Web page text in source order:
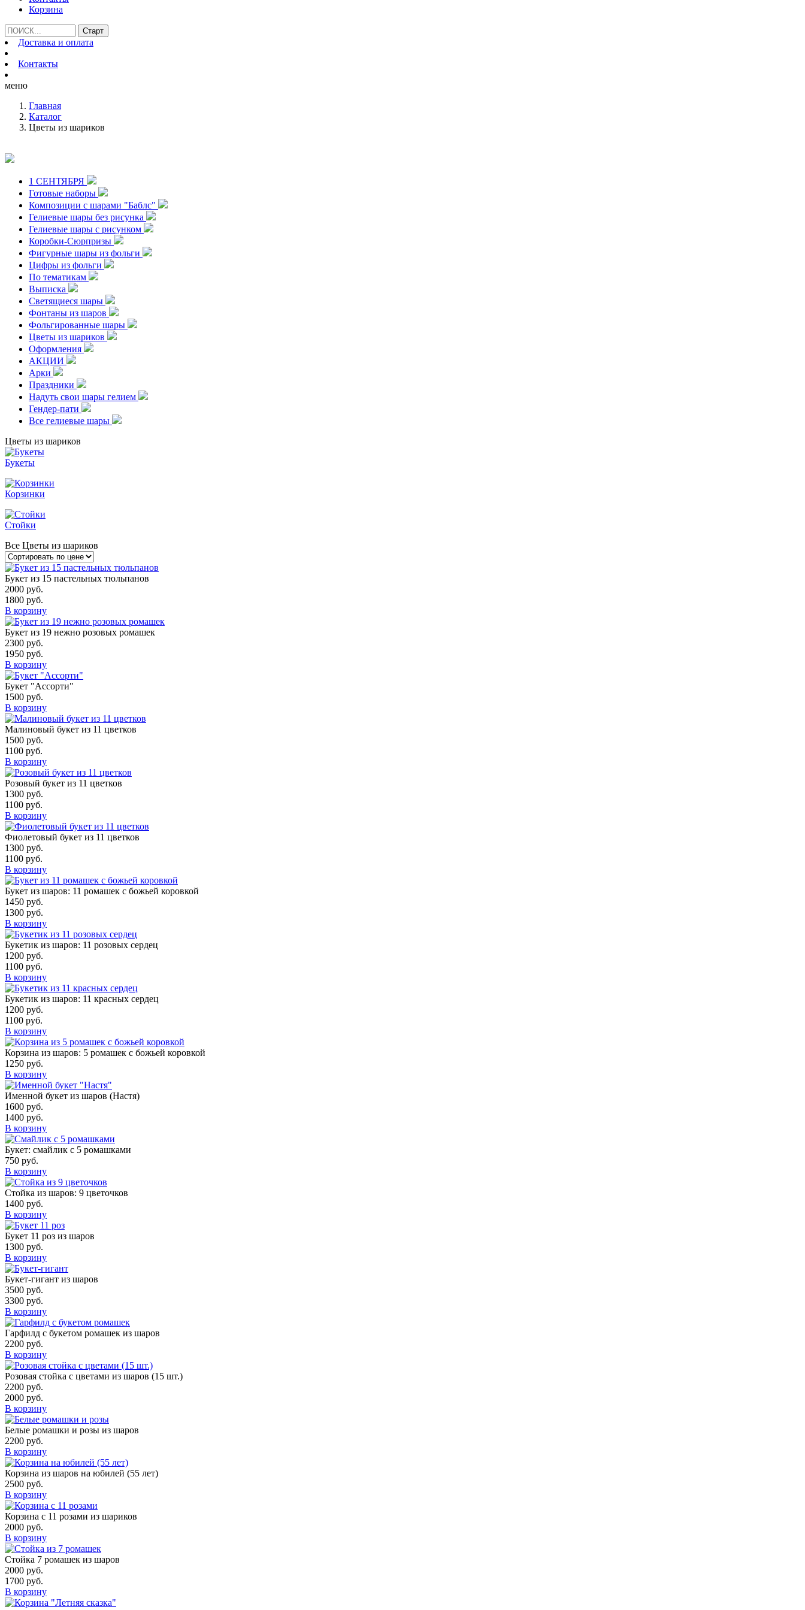
Корзина
Доставка и оплата
Контакты
меню
Главная
Каталог
Цветы из шариков
1 СЕНТЯБРЯ
Готовые наборы
Композиции с шарами "Баблс"
Гелиевые шары без рисунка
Гелиевые шары с рисунком
Коробки-Сюрпризы
Фигурные шары из фольги
Цифры из фольги
По тематикам
Выписка
Светящиеся шары
Фонтаны из шаров
Фольгированные шары
Цветы из шариков
Оформления
АКЦИИ
Арки
Праздники
Надуть свои шары гелием
Гендер-пати
Все гелиевые шары
Цветы из шариков
Букеты
Корзинки
Стойки
Все Цветы из шариков
Букет из 15 пастельных тюльпанов
2000 руб.
1800 руб.
В корзину
Букет из 19 нежно розовых ромашек
2300 руб.
1950 руб.
В корзину
Букет "Ассорти"
1500 руб.
В корзину
Малиновый букет из 11 цветков
1500 руб.
1100 руб.
В корзину
Розовый букет из 11 цветков
1300 руб.
1100 руб.
В корзину
Фиолетовый букет из 11 цветков
1300 руб.
1100 руб.
В корзину
Букет из шаров: 11 ромашек с божьей коровкой
1450 руб.
1300 руб.
В корзину
Букетик из шаров: 11 розовых сердец
1200 руб.
1100 руб.
В корзину
Букетик из шаров: 11 красных сердец
1200 руб.
1100 руб.
В корзину
Корзина из шаров: 5 ромашек с божьей коровкой
1250 руб.
В корзину
Именной букет из шаров (Настя)
1600 руб.
1400 руб.
В корзину
Букет: смайлик с 5 ромашками
750 руб.
В корзину
Стойка из шаров: 9 цветочков
1400 руб.
В корзину
Букет 11 роз из шаров
1300 руб.
В корзину
Букет-гигант из шаров
3500 руб.
3300 руб.
В корзину
Гарфилд с букетом ромашек из шаров
2200 руб.
В корзину
Розовая стойка с цветами из шаров (15 шт.)
2200 руб.
2000 руб.
В корзину
Белые ромашки и розы из шаров
2200 руб.
В корзину
Корзина из шаров на юбилей (55 лет)
2500 руб.
В корзину
Корзина с 11 розами из шариков
2000 руб.
В корзину
Стойка 7 ромашек из шаров
2000 руб.
1700 руб.
В корзину